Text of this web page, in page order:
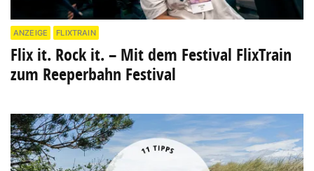
ANZEIGE FLIXTRAIN
Flix it. Rock it. – Mit dem Festival FlixTrain
zum Reeperbahn Festival